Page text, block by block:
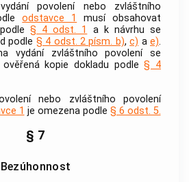
povolení nebo zvláštního
odstavce 1
musí obsahovat
§ 4 odst. 1
a k návrhu se
podle § 4 odst. 2 písm. b),c) ae).
vydání zvláštního povolení se
kopie dokladu podle§ 4
nebo zvláštního povolení
1 je omezena podle § 6 odst. 5.
§ 7
Bezúhonnost